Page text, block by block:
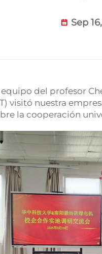
Sep
del profesor
visitó nuestra
la cooperación